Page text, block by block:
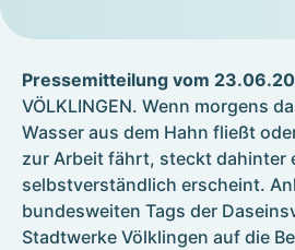
Energiespartipps
Energieausweis
Zählerablesung
FAQ
Kontakt
Umzugsservice
Formulare
Pressemitteilung vom
VÖLKLINGEN. Wenn morgens
Wasser aus dem Hahn fließt
zur Arbeit fährt, steckt dahinter
selbstverständlich erscheint.
bundesweiten Tags der
Stadtwerke Völklingen auf die